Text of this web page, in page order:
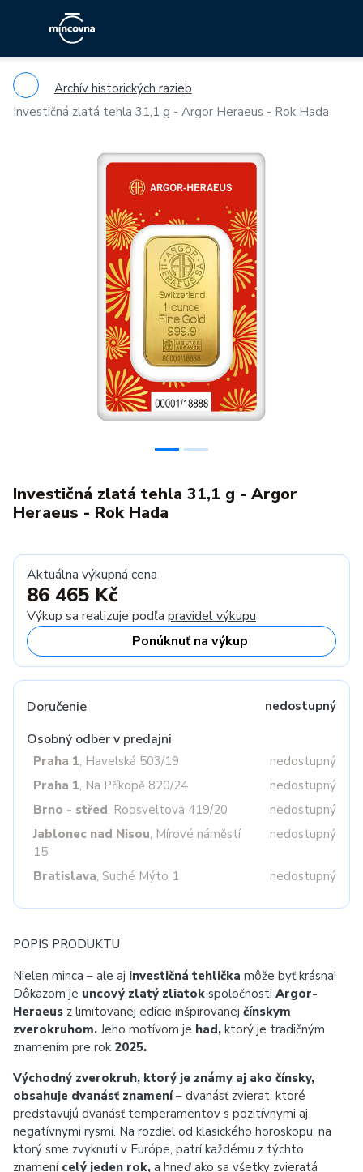
Archív historických razieb
Investičná zlatá tehla 31,1 g - Argor Heraeus - Rok Hada
Investičná zlatá tehla 31,1 g - Argor
Heraeus - Rok Hada
Aktuálna výkupná cena
86 465 Kč
Výkup sa realizuje podľa pravidel výkupu
Ponúknuť na výkup
Doručenie nedostupný
Osobný odber v predajni
Praha 1, Havelská 503/19
nedostupný
Praha 1, Na Příkopě 820/24
nedostupný
Brno - střed, Roosveltova 419/20
nedostupný
Jablonec nad Nisou, Mírové náměstí
15
nedostupný
Bratislava, Suché Mýto 1 nedostupný
POPIS PRODUKTU
Nielen minca – ale aj investičná tehlička môže byť krásna!
Dôkazom je uncový zlatý zliatok spoločnosti Argor-
Heraeus z limitovanej edície inšpirovanej čínskym
zverokruhom. Jeho motívom je had, ktorý je tradičným
znamením pre rok 2025.
Východný zverokruh, ktorý je známy aj ako čínsky,
obsahuje dvanásť znamení– dvanásť zvierat, ktoré
predstavujú dvanásť temperamentov s pozitívnymi aj
negatívnymi rysmi. Na rozdiel od klasického horoskopu, na
ktorý sme zvyknutí v Európe, patrí každému z týchto
znamení celý jeden rok, a hneď ako sa všetky zvieratá